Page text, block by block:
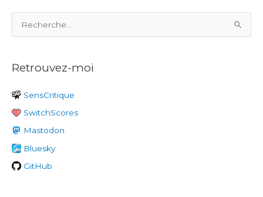
e
h
r
c
h
e
r
Retrouvez-moi
SensCritique
SwitchScores
Mastodon
Bluesky
GitHub